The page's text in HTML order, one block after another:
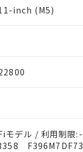
inch (M5)
モデル / 利用制限